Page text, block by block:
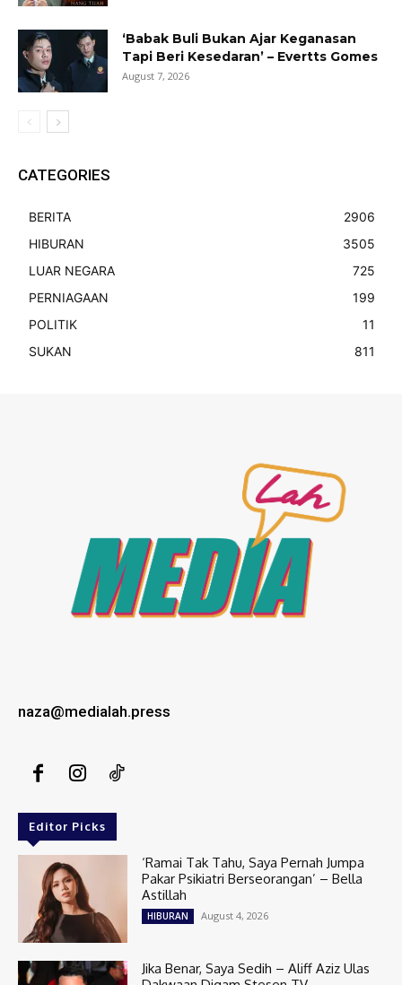
‘Babak Buli Bukan Ajar Keganasan
Tapi Beri Kesedaran’ – Evertts Gomes
August 7, 2026
CATEGORIES
BERITA
2906
HIBURAN
3505
LUAR NEGARA
725
PERNIAGAAN
199
POLITIK
11
SUKAN
811
naza@medialah.press
Editor Picks
‘Ramai Tak Tahu, Saya Pernah Jumpa
Pakar Psikiatri Berseorangan’ – Bella
Astillah
HIBURAN August 4, 2026
Jika Benar, Saya Sedih – Aliff Aziz Ulas